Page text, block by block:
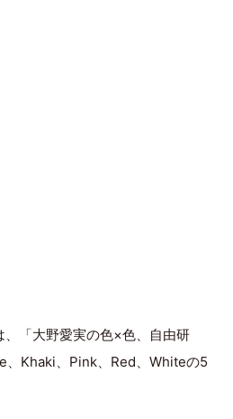
、「大野愛実の色×色、自由研
、Khaki、Pink、Red、Whiteの5